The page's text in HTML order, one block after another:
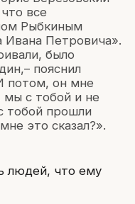
все
Рыбкиным
Ивана Петровича».
было
пояснил
потом, он мне
мы с тобой и не
тобой прошли
это сказал?».
людей, что ему